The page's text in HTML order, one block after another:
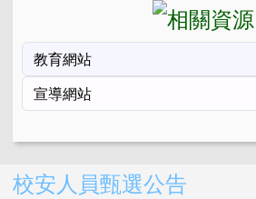
右邊區域內容
校安人員甄選公告